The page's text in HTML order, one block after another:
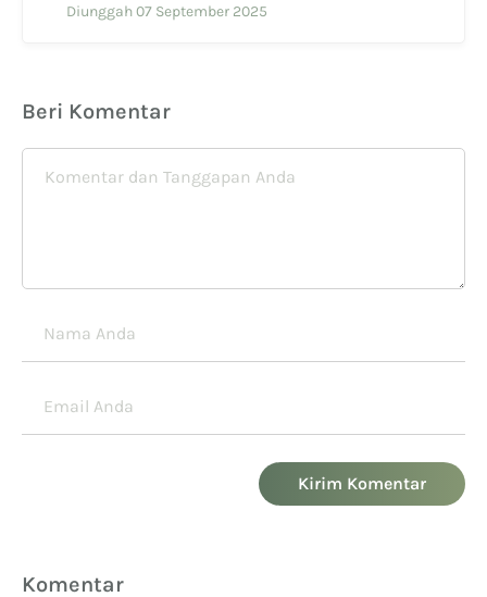
Diunggah 07 September 2025
Beri Komentar
Kirim Komentar
Komentar